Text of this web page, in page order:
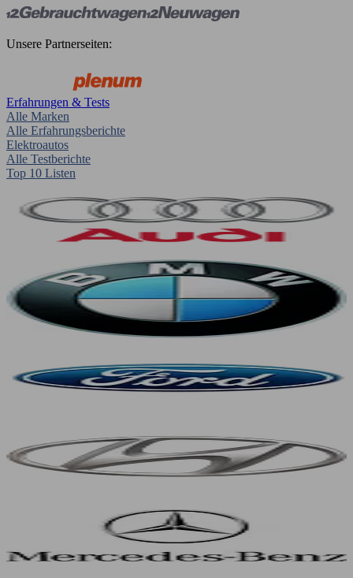
Unsere Partnerseiten:
Erfahrungen & Tests
Alle Marken
Alle Erfahrungsberichte
Elektroautos
Alle Testberichte
Top 10 Listen